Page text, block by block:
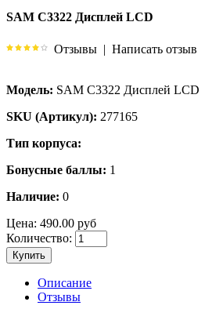
SAM C3322 Дисплей LCD
Отзывы | Написать отзыв
Модель: SAM C3322 Дисплей LCD
SKU (Артикул): 277165
Тип корпуса:
Бонусные баллы: 1
Наличие: 0
Цена: 490.00 руб
Количество:
Купить
Описание
Отзывы